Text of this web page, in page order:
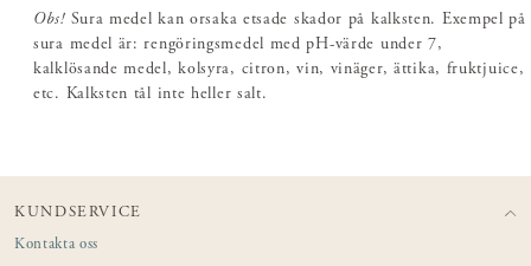
Obs!Sura medel kan orsaka etsade skador på kalksten. Exempel på
sura medel är: rengöringsmedel med pH-värde under 7,
kalklösande medel, kolsyra, citron, vin, vinäger, ättika, fruktjuice,
etc. Kalksten tål inte heller salt.
KUNDSERVICE
Kontakta oss